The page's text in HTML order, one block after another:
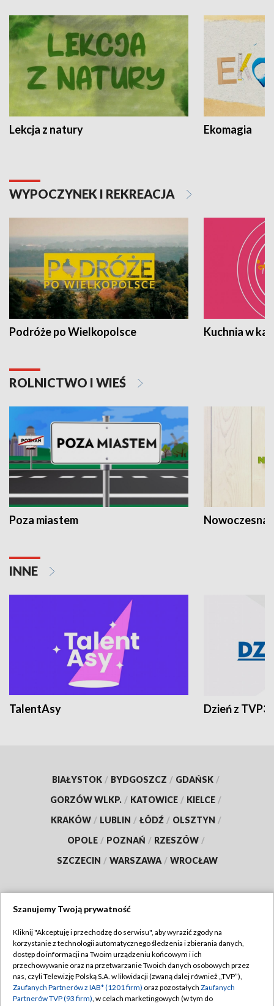
Lekcja z natury Ekomagia
WYPOCZYNEK I REKREACJA
Podróże po Wielkopolsce Kuchnia w
ROLNICTWO I WIEŚ
Poza miastem Nowoczesna
INNE
TalentAsy Dzień z TVP3
BIAŁYSTOK / BYDGOSZCZ / GDAŃSK /
GORZÓW WLKP. / KATOWICE / KIELCE /
KRAKÓW / LUBLIN / ŁÓDŹ / OLSZTYN /
OPOLE / POZNAŃ / RZESZÓW /
SZCZECIN / WARSZAWA / WROCŁAW
TVP
Abonament TVP
Emisja w TVP
Regulamin TVP
Polityka prywatności
Szanujemy Twoją prywatność
Kliknij "Akceptuję i przechodzę do serwisu", aby wyrazić zgody na
korzystanie z technologii automatycznego śledzenia i zbierania danych,
dostęp do informacji na Twoim urządzeniu końcowym i ich
przechowywanie oraz na przetwarzanie Twoich danych osobowych przez
nas, czyli Telewizję Polską S.A. w likwidacji (zwaną dalej również „TVP”),
Zaufanych Partnerów z IAB* (1201 firm) oraz pozostałych Zaufanych
Partnerów TVP (93 firm), w celach marketingowych (w tym do